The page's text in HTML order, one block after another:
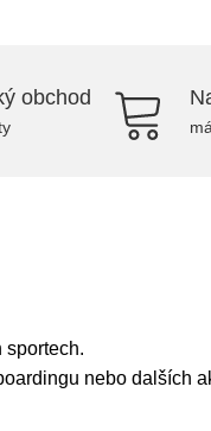
obchod
sportech.
nebo dalších